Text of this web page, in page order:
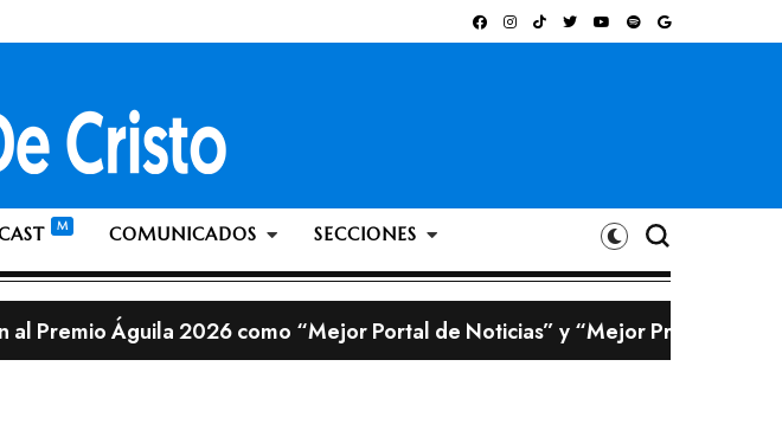
COMUNICADOS SECCIONES
Premio Águila 2026 como “Mejor Portal de Noticias” y “Mejor Programa
cristiana resultan ser creadas con inteligencia artificial
crecer la barba o el bigote?
Not a Test»